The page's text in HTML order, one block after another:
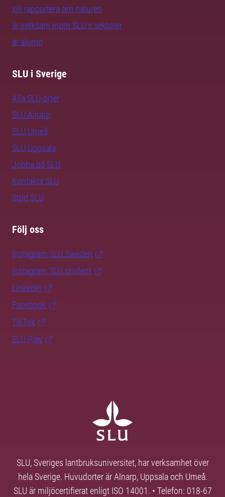
vill rapportera om naturen
är verksam inom SLU:s sektorer
är alumn
SLU i Sverige
Alla SLU-orter
SLU Alnarp
SLU Umeå
SLU Uppsala
Jobba på SLU
Kontakta SLU
Stöd SLU
Följ oss
Instagram SLU.Sweden
Instagram SLU.student
LinkedIn
Facebook
TikTok
SLU Play
SLU, Sveriges lantbruksuniversitet, har verksamhet över
hela Sverige. Huvudorter är Alnarp, Uppsala och Umeå.
SLU är miljöcertifierat enligt ISO 14001. • Telefon: 018-67